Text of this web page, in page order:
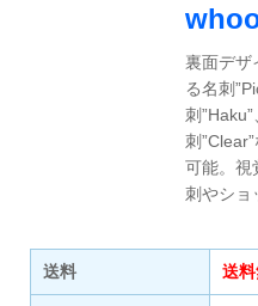
裏面デザ
る名刺
刺
刺
可能。視
刺やショ
送料 送